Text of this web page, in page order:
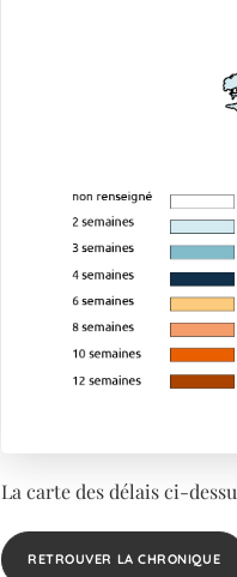
La carte des délais ci-
RETROUVER LA CHRONIQUE